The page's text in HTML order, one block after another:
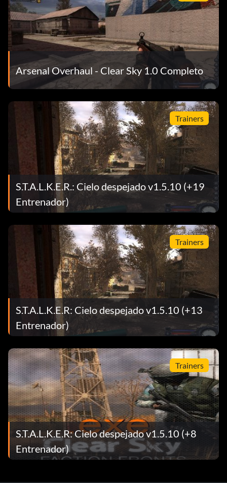
Arsenal Overhaul - Clear Sky 1.0 Completo
Trainers
S.T.A.L.K.E.R.: Cielo despejado v1.5.10 (+19
Entrenador)
Trainers
S.T.A.L.K.E.R: Cielo despejado v1.5.10 (+13
Entrenador)
Trainers
S.T.A.L.K.E.R: Cielo despejado v1.5.10 (+8
Entrenador)